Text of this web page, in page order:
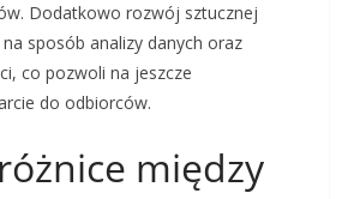
Dodatkowo rozwój sztucznej
sposób analizy danych oraz
co pozwoli na jeszcze
do odbiorców.
między